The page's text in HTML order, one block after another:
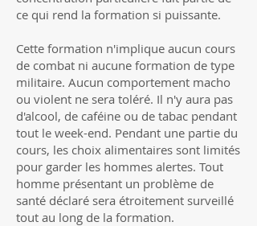
ce qui rend la formation si puissante.
Cette formation n'implique aucun cours
de combat ni aucune formation de type
militaire. Aucun comportement macho
ou violent ne sera toléré. Il n'y aura pas
d'alcool, de caféine ou de tabac pendant
tout le week-end. Pendant une partie du
cours, les choix alimentaires sont limités
pour garder les hommes alertes. Tout
homme présentant un problème de
santé déclaré sera étroitement surveillé
tout au long de la formation.